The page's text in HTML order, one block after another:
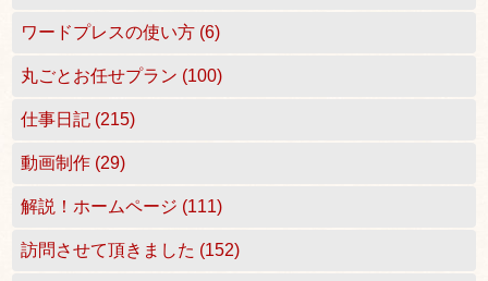
ワードプレスの使い方 (6)
丸ごとお任せプラン (100)
仕事日記 (215)
動画制作 (29)
解説！ホームページ (111)
訪問させて頂きました (152)